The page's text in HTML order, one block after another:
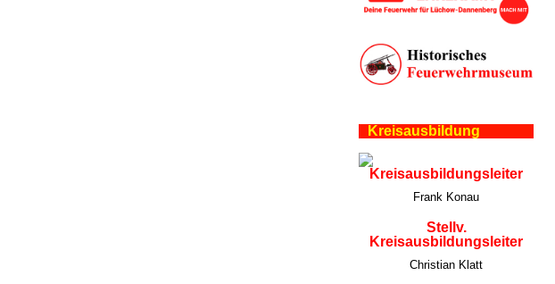
Kreisausbildung
Kreisausbildungsleiter
Frank Konau
Stellv.
Kreisausbildungsleiter
Christian Klatt